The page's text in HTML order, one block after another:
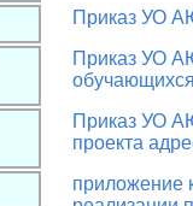
Приказ УО
Приказ УО
Приказ УО
проекта
приложение